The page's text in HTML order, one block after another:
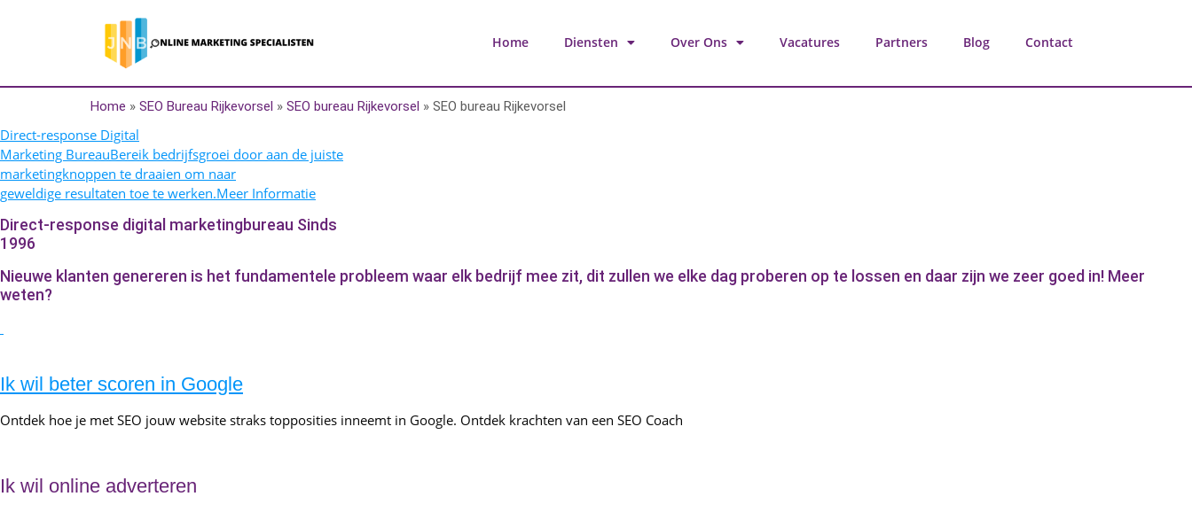
Home Diensten Over Ons Vacatures Partners Blog Contact
Home » SEO Bureau Rijkevorsel » SEO bureau Rijkevorsel » SEO bureau Rijkevorsel
Direct-response Digital
Marketing BureauBereik bedrijfsgroei door aan de juiste
marketingknoppen te draaien om naar
geweldige resultaten toe te werken.Meer Informatie
Direct-response digital marketingbureau Sinds
1996
Nieuwe klanten genereren is het fundamentele probleem waar elk bedrijf mee zit, dit zullen we elke dag proberen op te lossen en daar zijn we zeer goed in! Meer
weten?
Ik wil beter scoren in Google
Ontdek hoe je met SEO jouw website straks topposities inneemt in Google. Ontdek krachten van een SEO Coach
Ik wil online adverteren